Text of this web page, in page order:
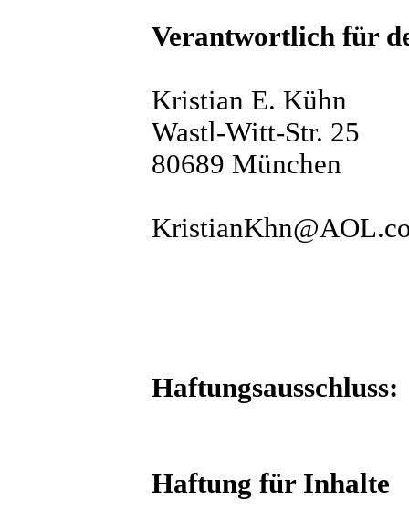
Verantwortlich für
Kristian E. Kühn
Wastl-Witt-Str. 25
80689 München
Haftungsausschluss:
Haftung für Inhalte